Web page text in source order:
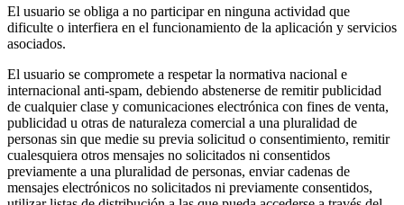
El usuario se obliga a no participar en ninguna actividad que
dificulte o interfiera en el funcionamiento de la aplicación y servicios
asociados.
El usuario se compromete a respetar la normativa nacional e
internacional anti-spam, debiendo abstenerse de remitir publicidad
de cualquier clase y comunicaciones electrónica con fines de venta,
publicidad u otras de naturaleza comercial a una pluralidad de
personas sin que medie su previa solicitud o consentimiento, remitir
cualesquiera otros mensajes no solicitados ni consentidos
previamente a una pluralidad de personas, enviar cadenas de
mensajes electrónicos no solicitados ni previamente consentidos,